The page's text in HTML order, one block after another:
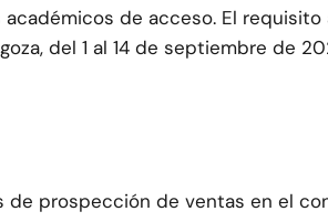
de acceso. El
del 1 al 14 de septiembre de
prospección de ventas en el